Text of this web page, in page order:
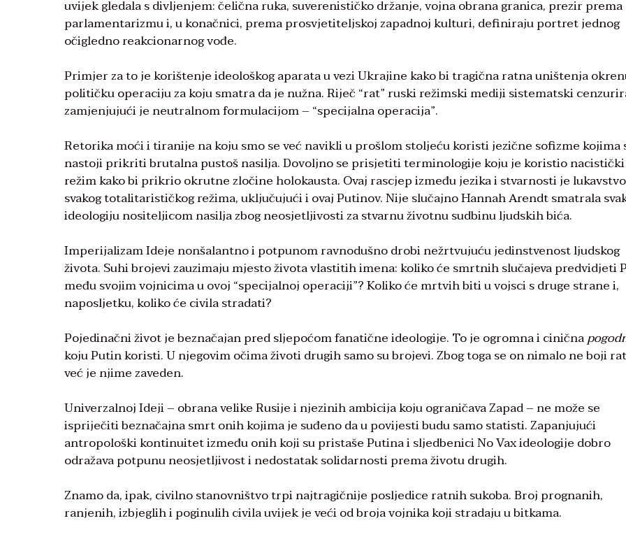
uvijek gledala s divljenjem: čelična ruka, suverenističko držanje, vojna obrana granica, prezir prema
parlamentarizmu i, u konačnici, prema prosvjetiteljskoj zapadnoj kulturi, definiraju portret jednog
očigledno reakcionarnog vođe.
Primjer za to je korištenje ideološkog aparata u vezi Ukrajine kako bi tragična ratna uništenja
političku operaciju za koju smatra da je nužna. Riječ “rat” ruski režimski mediji sistematski
zamjenjujući je neutralnom formulacijom – “specijalna operacija”.
Retorika moći i tiranije na koju smo se već navikli u prošlom stoljeću koristi jezične sofizme kojima
nastoji prikriti brutalna pustoš nasilja. Dovoljno se prisjetiti terminologije koju je koristio nacistički
režim kako bi prikrio okrutne zločine holokausta. Ovaj rascjep između jezika i stvarnosti je lukavstvo
svakog totalitarističkog režima, uključujući i ovaj Putinov. Nije slučajno Hannah Arendt smatrala
ideologiju nositeljicom nasilja zbog neosjetljivosti za stvarnu životnu sudbinu ljudskih bića.
Imperijalizam Ideje nonšalantno i potpunom ravnodušno drobi nežrtvujuću jedinstvenost ljudskog
života. Suhi brojevi zauzimaju mjesto života vlastitih imena: koliko će smrtnih slučajeva predvidjeti
među svojim vojnicima u ovoj “specijalnoj operaciji”? Koliko će mrtvih biti u vojsci s druge strane i,
naposljetku, koliko će civila stradati?
Pojedinačni život je beznačajan pred sljepoćom fanatične ideologije. To je ogromna i cinična
koju Putin koristi. U njegovim očima životi drugih samo su brojevi. Zbog toga se on nimalo ne boji
već je njime zaveden.
Univerzalnoj Ideji – obrana velike Rusije i njezinih ambicija koju ograničava Zapad – ne može se
ispriječiti beznačajna smrt onih kojima je suđeno da u povijesti budu samo statisti. Zapanjujući
antropološki kontinuitet između onih koji su pristaše Putina i sljedbenici No Vax ideologije dobro
odražava potpunu neosjetljivost i nedostatak solidarnosti prema životu drugih.
Znamo da, ipak, civilno stanovništvo trpi najtragičnije posljedice ratnih sukoba. Broj prognanih,
ranjenih, izbjeglih i poginulih civila uvijek je veći od broja vojnika koji stradaju u bitkama.